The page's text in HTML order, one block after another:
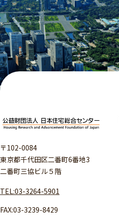
〒102-0084
東京都千代田区二番町6番地3
二番町三協ビル５階
TEL:03-3264-5901
FAX:03-3239-8429